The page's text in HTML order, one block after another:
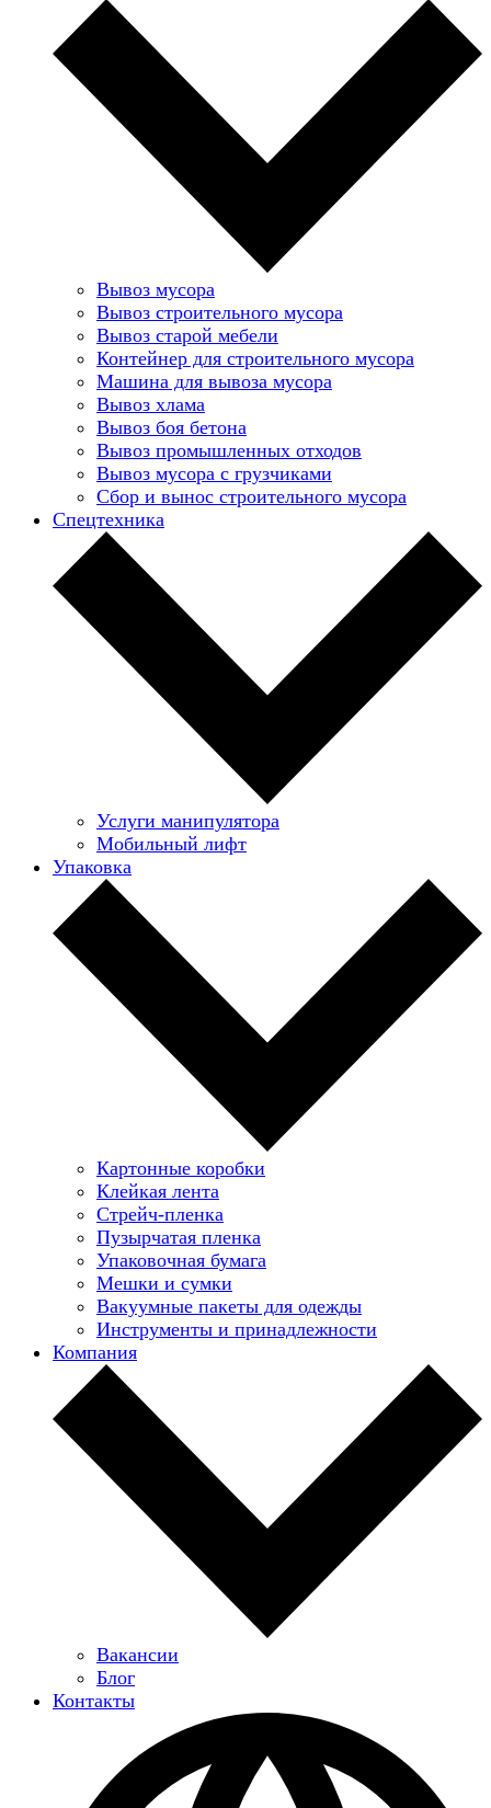
Вывоз мусора
Вывоз строительного мусора
Вывоз старой мебели
Контейнер для строительного мусора
Машина для вывоза мусора
Вывоз хлама
Вывоз боя бетона
Вывоз промышленных отходов
Вывоз мусора с грузчиками
Сбор и вынос строительного мусора
Спецтехника
Услуги манипулятора
Мобильный лифт
Упаковка
Картонные коробки
Клейкая лента
Стрейч-пленка
Пузырчатая пленка
Упаковочная бумага
Мешки и сумки
Вакуумные пакеты для одежды
Инструменты и принадлежности
Компания
Вакансии
Блог
Контакты